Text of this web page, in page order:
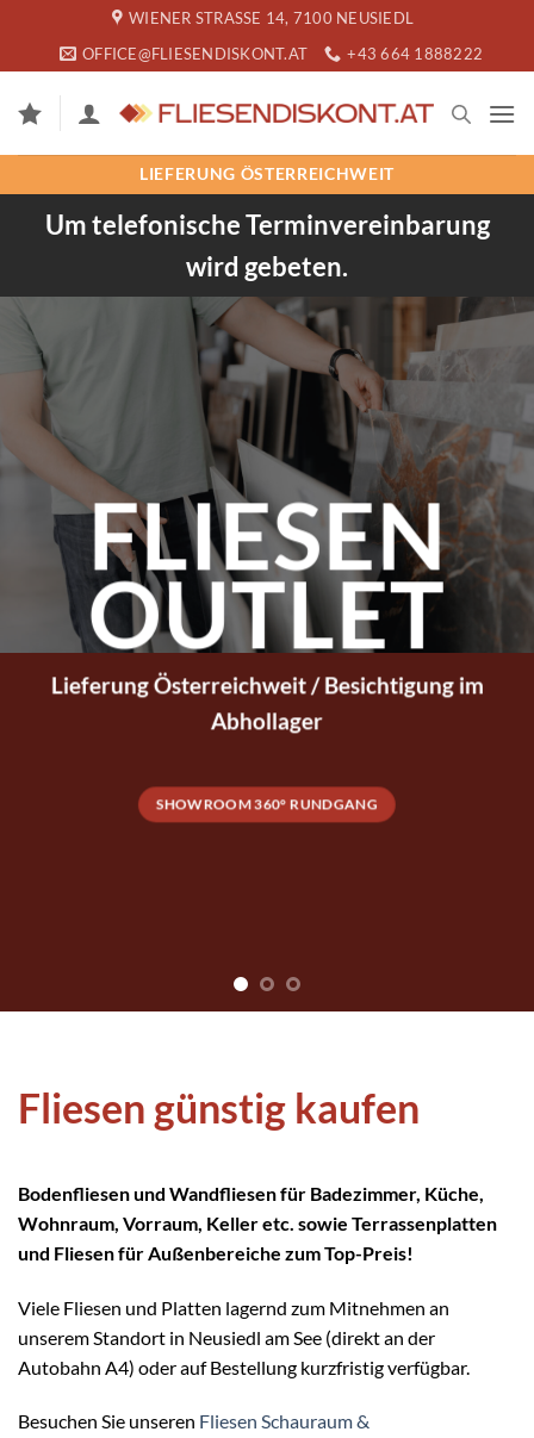
springen
WIENER STRASSE 14, 7100 NEUSIEDL
OFFICE@FLIESENDISKONT.AT
+43 664 1888222
LIEFERUNG ÖSTERREICHWEIT
Um telefonische Terminvereinbarung
wird gebeten.
%
ABVERKAUF
FLIESEN IM SALE
Fliesen günstig kaufen
Bodenfliesen und Wandfliesen für Badezimmer, Küche,
Wohnraum, Vorraum, Keller etc. sowie Terrassenplatten
und Fliesen für Außenbereiche zum Top-Preis!
Viele Fliesen und Platten lagernd zum Mitnehmen an
unserem Standort in Neusiedl am See (direkt an der
Autobahn A4) oder auf Bestellung kurzfristig verfügbar.
Besuchen Sie unseren Fliesen Schauraum &